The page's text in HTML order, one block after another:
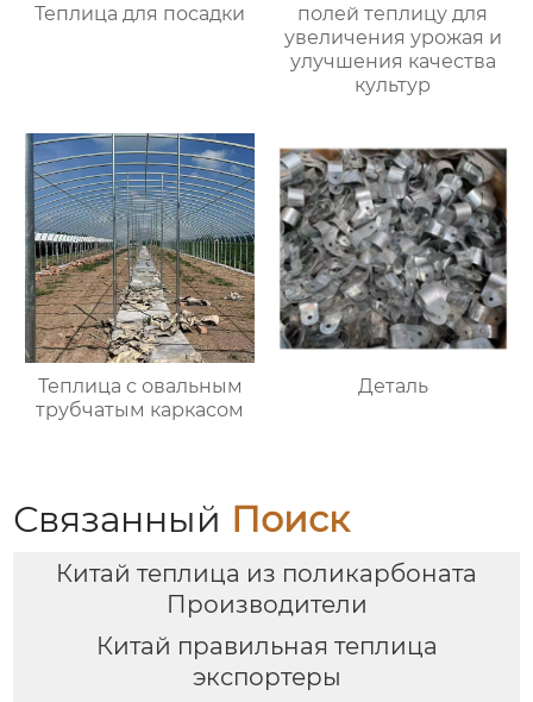
Теплица для посадки
полей теплицу для
увеличения урожая и
улучшения качества
культур
Теплица с овальным
трубчатым каркасом
Деталь
Связанный Поиск
Китай теплица из поликарбоната
Производители
Китай правильная теплица
экспортеры